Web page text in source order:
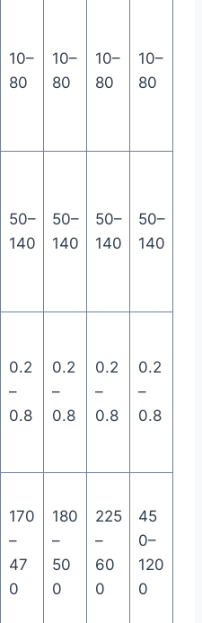
10–
80
10–
80
10–
80
10–
80
50–
140
50–
140
50–
140
50–
140
0.2
–
0.8
0.2
–
0.8
0.2
–
0.8
0.2
–
0.8
170
–
47
0
180
–
50
0
225
–
60
0
45
0–
120
0